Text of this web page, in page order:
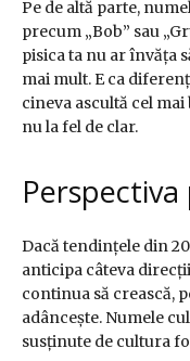
Pe de altă parte,
precum „Bob” sau
pisica ta nu ar învăța
mai mult. E ca
cineva ascultă cel
nu la fel de clar.
Dacă tendințele din
anticipa câteva
continua să crească,
adâncește. Numele
susținute de cultura